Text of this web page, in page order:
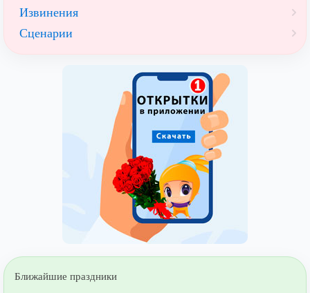
Извинения
Сценарии
Ближайшие праздники